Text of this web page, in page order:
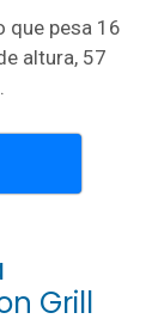
que pesa 16
altura, 57
Grill